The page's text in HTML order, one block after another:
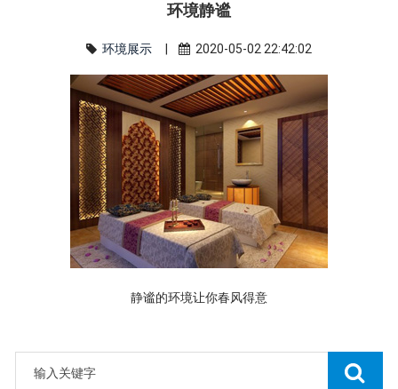
环境静谧
环境展示| 2020-05-02 22:42:02
静谧的环境让你春风得意